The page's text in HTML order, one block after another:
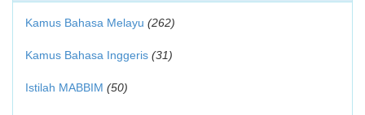
Kamus Bahasa Melayu (262)
Kamus Bahasa Inggeris (31)
Istilah MABBIM (50)